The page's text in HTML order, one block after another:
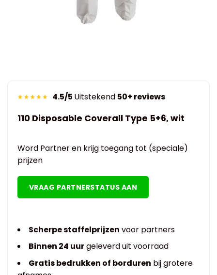
4.5/5 Uitstekend 50+ reviews
110 Disposable Coverall Type 5+6, wit
Word Partner en krijg toegang tot (speciale)
prijzen
VRAAG PARTNERSTATUS AAN
Scherpe staffelprijzen voor partners
Binnen 24 uurgeleverd uit voorraad
Gratis bedrukken of borduren bij grotere